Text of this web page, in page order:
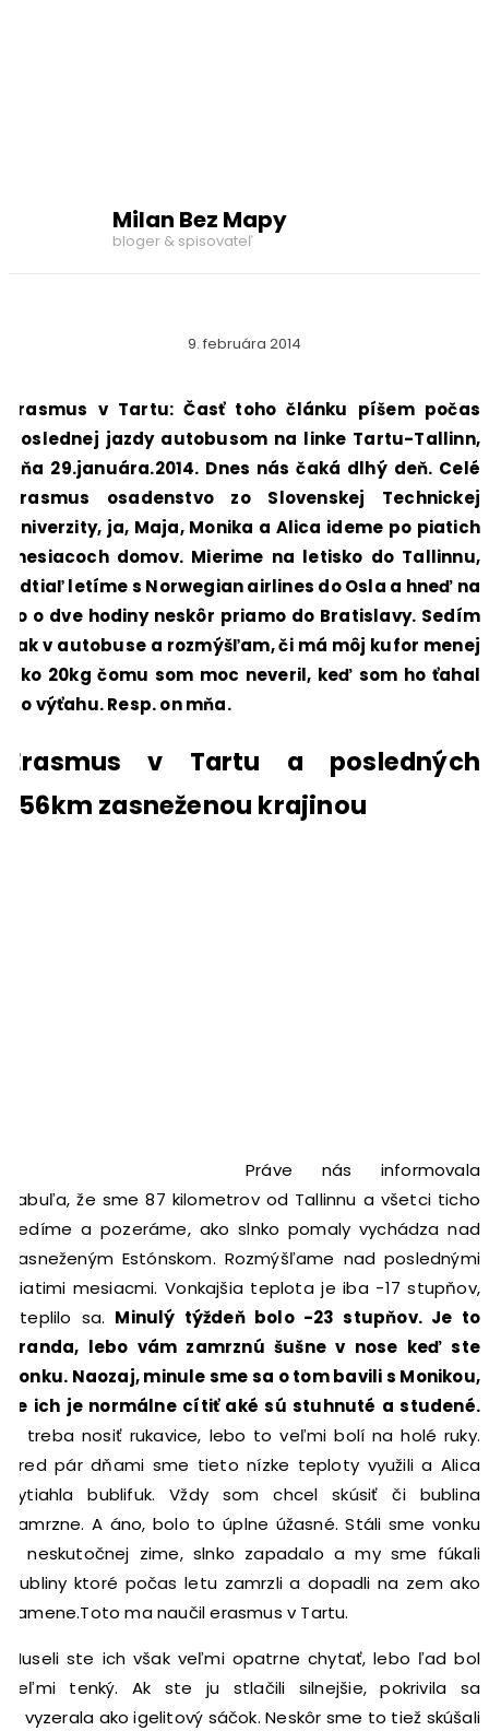
Milan Bez Mapy
bloger & spisovateľ
9. februára 2014
Erasmus v Tartu: Časť toho článku píšem počas
poslednej jazdy autobusom na linke Tartu-Tallinn,
dňa 29.januára.2014. Dnes nás čaká dlhý deň. Celé
erasmus osadenstvo zo Slovenskej Technickej
Univerzity, ja, Maja, Monika a Alica ideme po piatich
mesiacoch domov. Mierime na letisko do Tallinnu,
odtiaľ letíme s Norwegian airlines do Osla a hneď na
to o dve hodiny neskôr priamo do Bratislavy. Sedím
tak v autobuse a rozmýšľam, či má môj kufor menej
ako 20kg čomu som moc neveril, keď som ho ťahal
do výťahu. Resp. on mňa.
Erasmus v Tartu a posledných
156km zasneženou krajinou
Práve nás informovala
tabuľa, že sme 87 kilometrov od Tallinnu a všetci ticho
sedíme a pozeráme, ako slnko pomaly vychádza nad
zasneženým Estónskom. Rozmýšľame nad poslednými
piatimi mesiacmi. Vonkajšia teplota je iba -17 stupňov,
oteplilo sa. Minulý týždeň bolo -23 stupňov. Je to
sranda, lebo vám zamrznú šušne v nose keď ste
vonku. Naozaj, minule sme sa o tom bavili s Monikou,
že ich je normálne cítiť aké sú stuhnuté a studené.
A treba nosiť rukavice, lebo to veľmi bolí na holé ruky.
Pred pár dňami sme tieto nízke teploty využili a Alica
vytiahla bublifuk. Vždy som chcel skúsiť či bublina
zamrzne. A áno, bolo to úplne úžasné. Stáli sme vonku
v neskutočnej zime, slnko zapadalo a my sme fúkali
bubliny ktoré počas letu zamrzli a dopadli na zem ako
kamene.Toto ma naučil erasmus v Tartu.
Museli ste ich však veľmi opatrne chytať, lebo ľad bol
veľmi tenký. Ak ste ju stlačili silnejšie, pokrivila sa
a vyzerala ako igelitový sáčok. Neskôr sme to tiež skúšali